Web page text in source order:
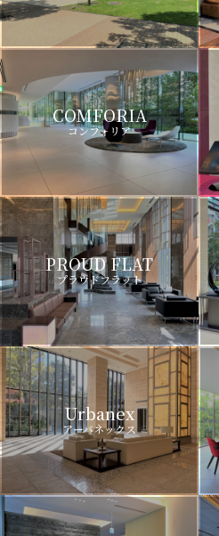
COMFORIA
コンフォリア
PROUD FLAT
プラウドフラット
Urbanex
アーバネックス